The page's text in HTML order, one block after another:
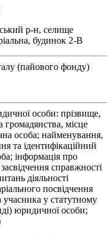
р-н, селище
будинок 2-В
(пайового фонду)
особи: прізвище,
громадянства, місце
особа; найменування,
та ідентифікаційний
інформація про
справжності
діяльності
посвідчення
учасника у статутному
юридичної особи;